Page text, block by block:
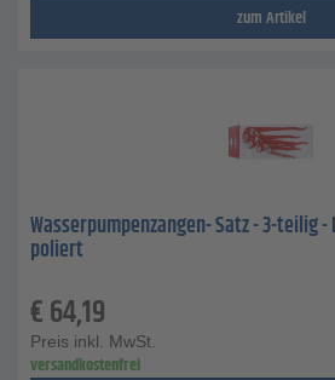
zum Artikel
Wasserpumpenzangen- Satz - 3-teilig -
poliert
€64,19
Preis inkl. MwSt.
versandkostenfrei